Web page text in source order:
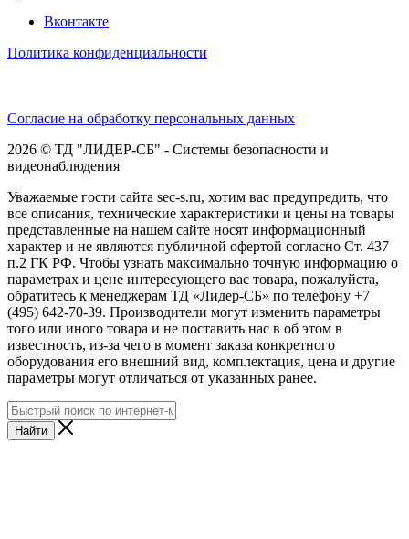
Вконтакте
Политика конфиденциальности
Согласие на обработку персональных данных
2026 © ТД "ЛИДЕР-СБ" - Системы безопасности и
видеонаблюдения
Уважаемые гости сайта sec-s.ru, хотим вас предупредить, что
все описания, технические характеристики и цены на товары
представленные на нашем сайте носят информационный
характер и не являются публичной офертой согласно Ст. 437
п.2 ГК РФ. Чтобы узнать максимально точную информацию о
параметрах и цене интересующего вас товара, пожалуйста,
обратитесь к менеджерам ТД «Лидер-СБ» по телефону +7
(495) 642-70-39. Производители могут изменить параметры
того или иного товара и не поставить нас в об этом в
известность, из-за чего в момент заказа конкретного
оборудования его внешний вид, комплектация, цена и другие
параметры могут отличаться от указанных ранее.
Найти